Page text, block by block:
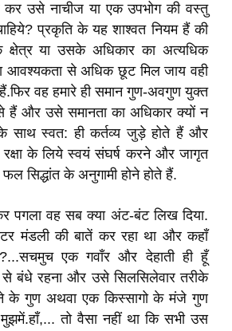
उसे नाचीज या एक उपभोग की वस्तु
प्रकृति के यह शाश्वत नियम हैं की
या उसके अधिकार का अत्यधिक
आवश्यकता से अधिक छूट मिल जाय वही
वह हमारे ही समान गुण-अवगुण युक्त
और उसे समानता का अधिकार क्यों न
साथ स्वत: ही कर्तव्य जुड़े होते हैं और
रक्षा के लिये स्वयं संघर्ष करने और जागृत
सिद्धांत के अनुगामी होने होते हैं.
पगला वह सब क्या अंट-बंट लिख दिया.
मंडली की बातें कर रहा था और कहाँ
एक गवाँर और देहाती ही हूँ
बंधे रहना और उसे सिलसिलेवार तरीके
के गुण अथवा एक किस्सागो के मंजे गुण
तो वैसा नहीं था कि सभी उस